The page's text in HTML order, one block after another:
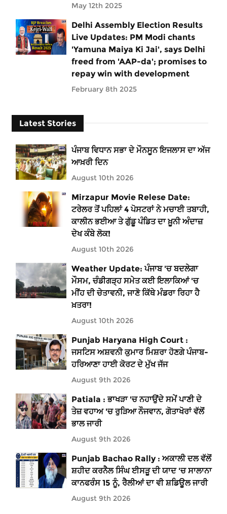
May 12th 2025
Delhi Assembly Election Results
Live Updates: PM Modi chants
'Yamuna Maiya Ki Jai', says Delhi
freed from 'AAP-da'; promises to
repay win with development
February 8th 2025
Latest Stories
ਪੰਜਾਬ ਵਿਧਾਨ ਸਭਾ ਦੇ ਮੌਨਸੂਨ ਇਜਲਾਸ ਦਾ ਅੱਜ
ਆਖ਼ਰੀ ਦਿਨ
August 10th 2026
Mirzapur Movie Relese Date:
ਟਰੇਲਰ ਤੋਂ ਪਹਿਲਾਂ 4 ਪੋਸਟਰਾਂ ਨੇ ਮਚਾਈ ਤਬਾਹੀ,
ਕਾਲੀਨ ਭਈਆ ਤੇ ਗੁੱਡੂ ਪੰਡਿਤ ਦਾ ਖ਼ੂਨੀ ਅੰਦਾਜ਼
ਦੇਖ ਕੰਬੇ ਲੋਕ!
August 10th 2026
Weather Update: ਪੰਜਾਬ 'ਚ ਬਦਲੇਗਾ
ਮੌਸਮ, ਚੰਡੀਗੜ੍ਹ ਸਮੇਤ ਕਈ ਇਲਾਕਿਆਂ 'ਚ
ਮੀਂਹ ਦੀ ਚੇਤਾਵਨੀ, ਜਾਣੋ ਕਿੱਥੇ ਮੰਡਰਾ ਰਿਹਾ ਹੈ
ਖ਼ਤਰਾ!
August 10th 2026
Punjab Haryana High Court :
ਜਸਟਿਸ ਅਸ਼ਵਨੀ ਕੁਮਾਰ ਮਿਸ਼ਰਾ ਹੋਣਗੇ ਪੰਜਾਬ-
ਹਰਿਆਣਾ ਹਾਈ ਕੋਰਟ ਦੇ ਮੁੱਖ ਜੱਜ
August 9th 2026
Patiala : ਭਾਖੜਾ 'ਚ ਨਹਾਉਂਦੇ ਸਮੇਂ ਪਾਣੀ ਦੇ
ਤੇਜ਼ ਵਹਾਅ 'ਚ ਰੁੜਿਆ ਨੌਜਵਾਨ, ਗੋਤਾਖੋਰਾਂ ਵੱਲੋਂ
ਭਾਲ ਜਾਰੀ
August 9th 2026
Punjab Bachao Rally : ਅਕਾਲੀ ਦਲ ਵੱਲੋਂ
ਸ਼ਹੀਦ ਕਰਨੈਲ ਸਿੰਘ ਈਸੜੂ ਦੀ ਯਾਦ 'ਚ ਸਾਲਾਨਾ
ਕਾਨਫਰੰਸ 15 ਨੂੰ, ਰੈਲੀਆਂ ਦਾ ਵੀ ਸ਼ਡਿਊਲ ਜਾਰੀ
August 9th 2026